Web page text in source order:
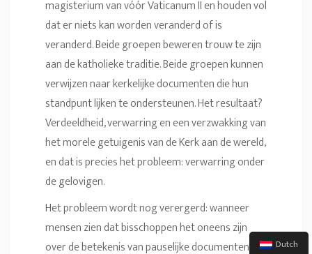
magisterium van vóór Vaticanum II en houden vol
dat er niets kan worden veranderd of is
veranderd. Beide groepen beweren trouw te zijn
aan de katholieke traditie. Beide groepen kunnen
verwijzen naar kerkelijke documenten die hun
standpunt lijken te ondersteunen. Het resultaat?
Verdeeldheid, verwarring en een verzwakking van
het morele getuigenis van de Kerk aan de wereld,
en dat is precies het probleem: verwarring onder
de gelovigen.
Het probleem wordt nog verergerd: wanneer
mensen zien dat bisschoppen het oneens zijn
over de betekenis van pauselijke documenten, of
Dutch